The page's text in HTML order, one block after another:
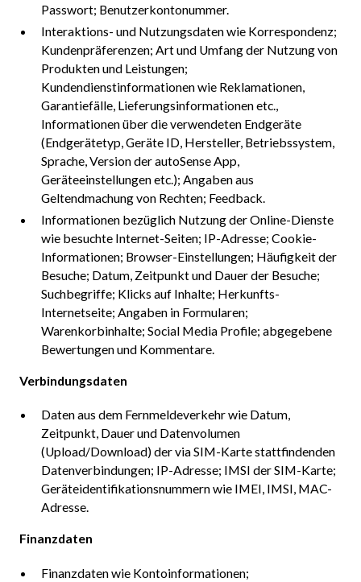
Passwort; Benutzerkontonummer.
Interaktions- und Nutzungsdaten wie Korrespondenz;
Kundenpräferenzen; Art und Umfang der Nutzung von
Produkten und Leistungen;
Kundendienstinformationen wie Reklamationen,
Garantiefälle, Lieferungsinformationen etc.,
Informationen über die verwendeten Endgeräte
(Endgerätetyp, Geräte ID, Hersteller, Betriebssystem,
Sprache, Version der autoSense App,
Geräteeinstellungen etc.); Angaben aus
Geltendmachung von Rechten; Feedback.
Informationen bezüglich Nutzung der Online-Dienste
wie besuchte Internet-Seiten; IP-Adresse; Cookie-
Informationen; Browser-Einstellungen; Häufigkeit der
Besuche; Datum, Zeitpunkt und Dauer der Besuche;
Suchbegriffe; Klicks auf Inhalte; Herkunfts-
Internetseite; Angaben in Formularen;
Warenkorbinhalte; Social Media Profile; abgegebene
Bewertungen und Kommentare.
Verbindungsdaten
Daten aus dem Fernmeldeverkehr wie Datum,
Zeitpunkt, Dauer und Datenvolumen
(Upload/Download) der via SIM-Karte stattfindenden
Datenverbindungen; IP-Adresse; IMSI der SIM-Karte;
Geräteidentifikationsnummern wie IMEI, IMSI, MAC-
Adresse.
Finanzdaten
Finanzdaten wie Kontoinformationen;